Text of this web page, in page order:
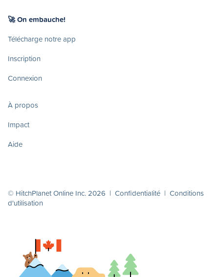
🚀 On embauche!
Télécharge notre app
Inscription
Connexion
À propos
Impact
Aide
© HitchPlanet Online Inc. 2026 | Confidentialité | Conditions
d'utilisation